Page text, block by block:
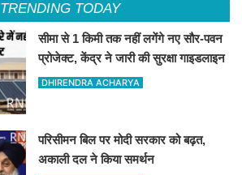
TRENDING TODAY
सीमा से 1 किमी तक नहीं लगेंगे नए सौर-पवन
प्रोजेक्ट, केंद्र ने जारी की सुरक्षा गाइडलाइन
DHIRENDRA ACHARYA
परिसीमन बिल पर मोदी सरकार को बढ़त,
अकाली दल ने किया समर्थन